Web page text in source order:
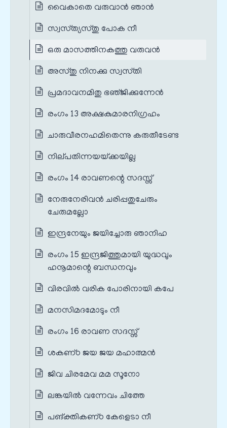
വൈകാതെ വരുവാന്‍ ഞാന്‍
സ്വസ്‌ത്യസ്‌തു പോക നീ
ഒരു മാസത്തിനകത്തു വരുവന്‍
അസ്‌തു നിനക്കു സ്വസ്‌തി
പ്രമദാവനമിതു ഭഞ്‌ജിക്കുന്നേന്‍
രംഗം 13 അക്ഷകുമാരനിഗ്രഹം
ചാരുവീരനഹമിതെന്നു കരുതീടേണ്ട
നില്‌പതിന്നയയ്‌ക്കയില്ല
രംഗം 14 രാവണന്റെ സദസ്സ്
നേരുനേരിവന്‍ ചരിപ്പതുചേരും
ചേരുമല്ലോ
ഇന്ദ്രനേയും ജയിച്ചോരു ഞാനിഹ
രംഗം 15 ഇന്ദ്രജിത്തുമായി യുദ്ധവും
ഹനൂമാന്റെ ബന്ധനവും
വിരവില്‍ വരിക പോരിനായി കപേ
മനസിമദമോടും നീ
രംഗം 16 രാവണ സദസ്സ്
ശകണ്‌ഠ ജയ ജയ മഹാത്മന്‍
ജിവ ചിരമേവ മമ സൂനോ
ലങ്കയില്‍ വന്നേവം ചിത്തേ
പങ്‌ക്തികണ്‌ഠ കേളെടാ നീ